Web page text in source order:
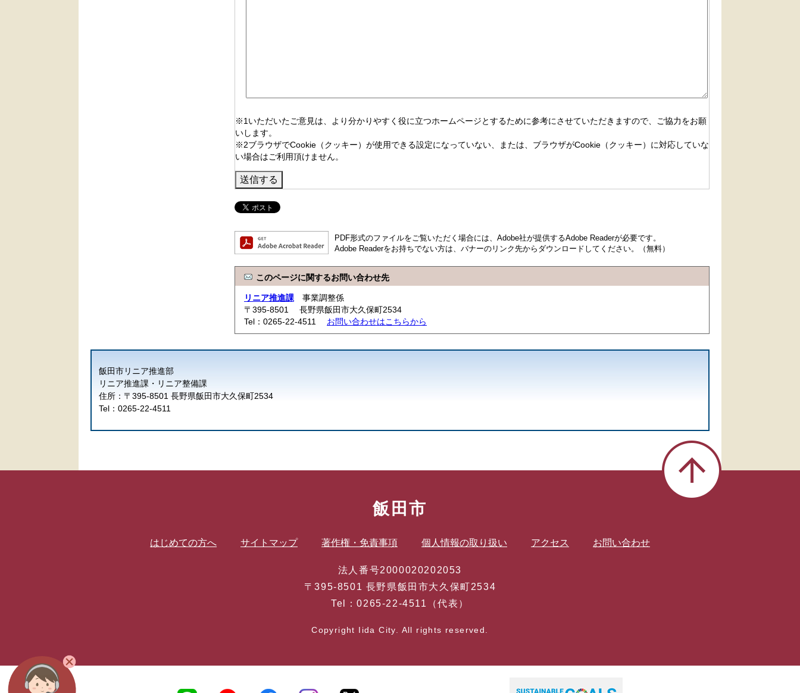
※1いただいたご意見は、より分かりやすく役に立つホームページとするために参考にさせていただきますので、ご協力をお願
いします。
※2ブラウザでCookie（クッキー）が使用できる設定になっていない、または、ブラウザがCookie（クッキー）に対応していな
い場合はご利用頂けません。
PDF形式のファイルをご覧いただく場合には、Adobe社が提供するAdobe Readerが必要です。
Adobe Readerをお持ちでない方は、バナーのリンク先からダウンロードしてください。（無料）
このページに関するお問い合わせ先
リニア推進課 事業調整係
〒395-8501 長野県飯田市大久保町2534
Tel：0265-22-4511 お問い合わせはこちらから
飯田市リニア推進部
リニア推進課・リニア整備課
住所：〒395-8501 長野県飯田市大久保町2534
Tel：0265-22-4511
飯田市
はじめての方へ サイトマップ 著作権・免責事項 個人情報の取り扱い アクセス お問い合わせ
法人番号2000020202053
〒395-8501 長野県飯田市大久保町2534
Tel：0265-22-4511（代表）
Copyright Iida City. All rights reserved.